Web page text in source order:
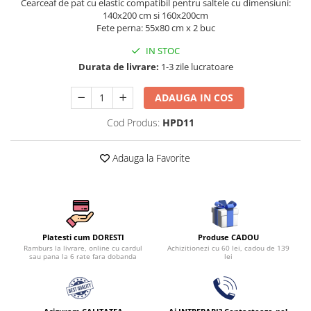
Persoane
Set Lenjerie Pat Blanita Iepure, 6
Piese, Cu Pilota Inclusa
Lenjerii De Pat Premium Collection
Set Lenjerie De Pat, 7 Piese, Cu
Pilota / Cuvertura Inclusa
Set Lenjerie De Pat Jacquard Regal,
11 Piese, Cuvertura Inclusa
Lenjerii Damasc Egiptean King Size
Lenjerii De Pat, Finet Premium, 1
Lenjerii De Pat Damasc 1 Persoana
Lenjerii De Pat, Imprimeu 3D, 1
Persoana
Cearceaf de pat cu elastic compatibil pentru saltele cu dimensiuni:
140x200 cm si 160x200cm
Fete perna: 55x80 cm x 2 buc
IN STOC
Durata de livrare: 1-3 zile lucratoare
ADAUGA IN COS
Cod Produs: HPD11
Adauga la Favorite
Platesti cum DORESTI
Ramburs la livrare, online cu cardul
sau pana la 6 rate fara dobanda
Produse CADOU
Achizitionezi cu 60 lei, cadou de 139
lei